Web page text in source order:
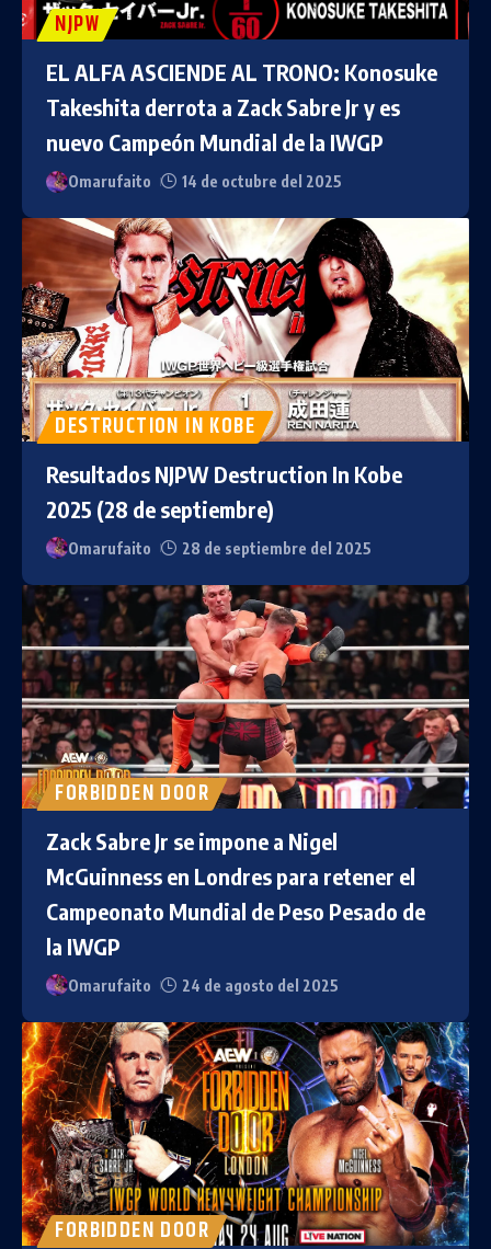
NJPW
EL ALFA ASCIENDE AL TRONO: Konosuke
Takeshita derrota a Zack Sabre Jr y es
nuevo Campeón Mundial de la IWGP
Omarufaito 14 de octubre del 2025
DESTRUCTION IN KOBE
Resultados NJPW Destruction In Kobe
2025 (28 de septiembre)
Omarufaito 28 de septiembre del 2025
FORBIDDEN DOOR
Zack Sabre Jr se impone a Nigel
McGuinness en Londres para retener el
Campeonato Mundial de Peso Pesado de
la IWGP
Omarufaito 24 de agosto del 2025
FORBIDDEN DOOR